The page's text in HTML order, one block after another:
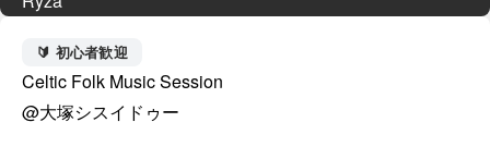
🔰 初心者歓迎
Celtic Folk Music Session
@大塚シスイドゥー